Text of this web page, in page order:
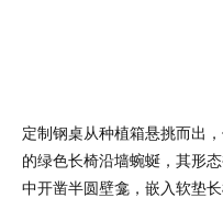
定制钢桌从种植箱悬挑而出
的绿色长椅沿墙蜿蜒，其形
中开凿半圆壁龛，嵌入软垫